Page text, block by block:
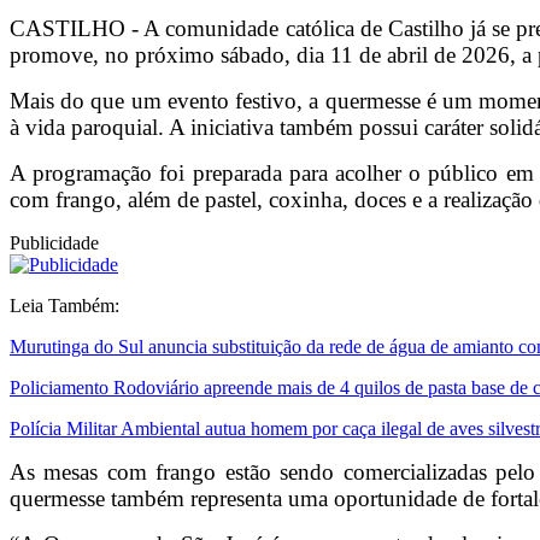
CASTILHO - A comunidade católica de Castilho já se
promove, no próximo sábado, dia 11 de abril de 2026, a
Mais do que um evento festivo, a quermesse é um
à vida paroquial. A iniciativa também possui caráter
A programação foi preparada para acolher o público
com frango, além de pastel, coxinha, doces e a
Publicidade
Leia Também:
Murutinga do Sul anuncia substituição da rede de água de amianto
Policiamento Rodoviário apreende mais de 4 quilos de pasta base
Polícia Militar Ambiental autua homem por caça ilegal de aves
As mesas com frango estão sendo comercializadas
quermesse também representa uma oportunidade de